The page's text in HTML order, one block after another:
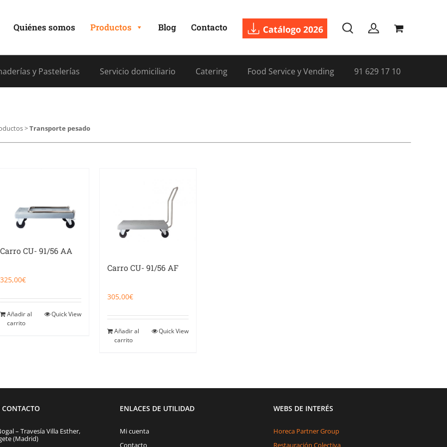
Quiénes somos Productos Blog Contacto
y Pastelerías Servicio domiciliario Catering Food Service y Vending 91 629 17 10
>Transporte pesado
Carro CU- 91/56 AA
325,00€
Añadir al
carrito
Quick View
Carro CU- 91/56 AF
305,00€
Añadir al
carrito
Quick View
CONTACTO
– Travesía Villa Esther,
(Madrid)
ENLACES DE UTILIDAD
Mi cuenta
Contacto
WEBS DE INTERÉS
Horeca Partner Group
Restauración Colectiva